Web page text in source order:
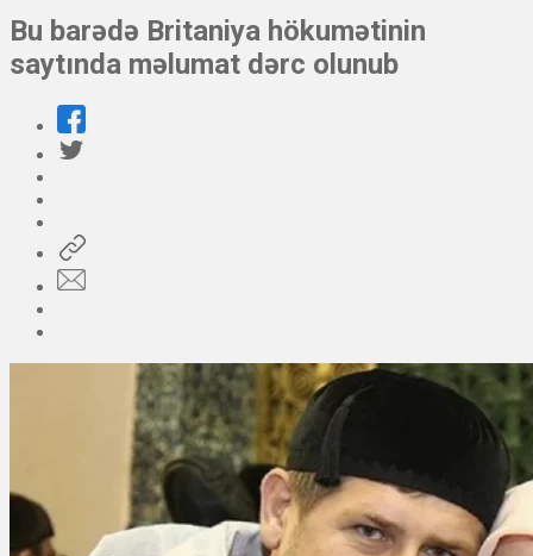
Bu barədə Britaniya hökumətinin
saytında məlumat dərc olunub